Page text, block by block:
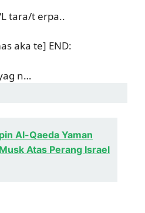
tara/t erpa..
aka te] END:
n…
Al-Qaeda Yaman
Atas Perang Israel